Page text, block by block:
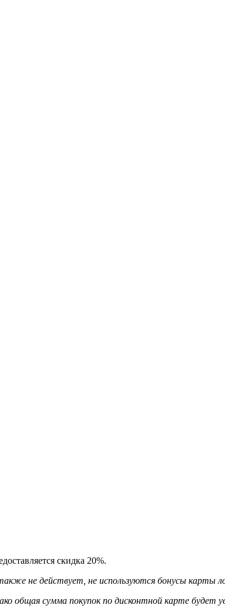
скидка 20%.
не действует, не используются бонусы карты
общая сумма покупок по дисконтной карте будет